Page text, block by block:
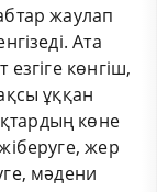
жаулап
Ата
көнгіш,
ұққан
көне
жер
мәдени